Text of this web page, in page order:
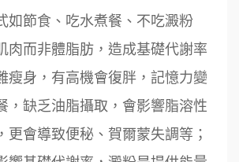
如節食、吃水煮餐、不吃澱粉
肉而非體脂肪，造成基礎代謝率
瘦身，有高機會復胖，記憶力變
，缺乏油脂攝取，會影響脂溶性
更會導致便秘、賀爾蒙失調等；